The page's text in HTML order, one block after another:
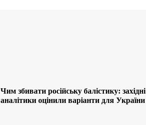
Чим збивати російську балістику: західні
аналітики оцінили варіанти для України